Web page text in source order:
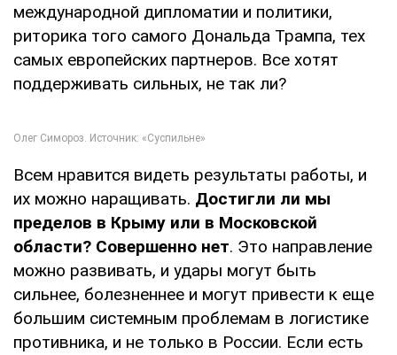
международной дипломатии и политики,
риторика того самого Дональда Трампа, тех
самых европейских партнеров. Все хотят
поддерживать сильных, не так ли?
Всем нравится видеть результаты работы, и
их можно наращивать. Достигли ли мы
пределов в Крыму или в Московской
области? Совершенно нет. Это направление
можно развивать, и удары могут быть
сильнее, болезненнее и могут привести к еще
большим системным проблемам в логистике
противника, и не только в России. Если есть